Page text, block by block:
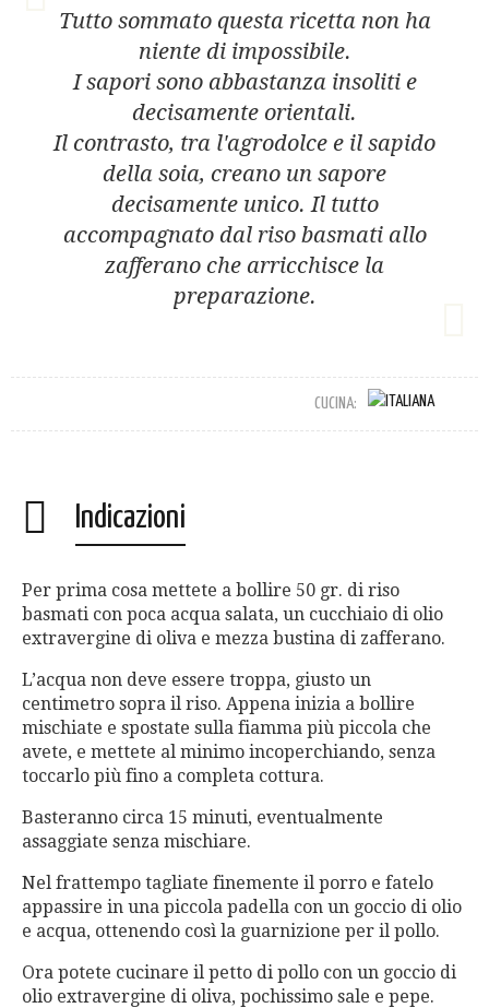
Tutto sommato questa ricetta non ha
niente di impossibile.
I sapori sono abbastanza insoliti e
decisamente orientali.
Il contrasto, tra l'agrodolce e il sapido
della soia, creano un sapore
decisamente unico. Il tutto
accompagnato dal riso basmati allo
zafferano che arricchisce la
preparazione.
CUCINA:
Indicazioni
Per prima cosa mettete a bollire 50 gr. di riso
basmati con poca acqua salata, un cucchiaio di olio
extravergine di oliva e mezza bustina di zafferano.
L’acqua non deve essere troppa, giusto un
centimetro sopra il riso. Appena inizia a bollire
mischiate e spostate sulla fiamma più piccola che
avete, e mettete al minimo incoperchiando, senza
toccarlo più fino a completa cottura.
Basteranno circa 15 minuti, eventualmente
assaggiate senza mischiare.
Nel frattempo tagliate finemente il porro e fatelo
appassire in una piccola padella con un goccio di olio
e acqua, ottenendo così la guarnizione per il pollo.
Ora potete cucinare il petto di pollo con un goccio di
olio extravergine di oliva, pochissimo sale e pepe.